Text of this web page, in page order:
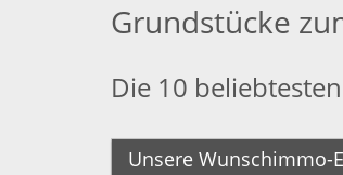
Grundstücke
Die 10
Unsere Wunschimmo-